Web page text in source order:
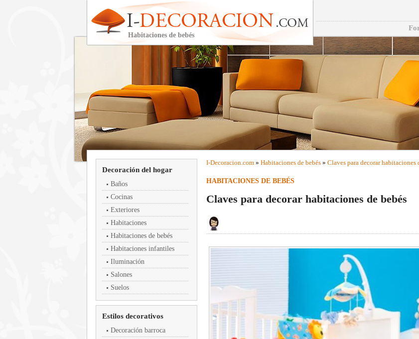
Habitaciones de bebés
Decoración del hogar
Baños
Cocinas
Exteriores
Habitaciones
Habitaciones de bebés
Habitaciones infantiles
Iluminación
Salones
Suelos
Estilos decorativos
Decoración barroca
I-Decoracion.com » Habitaciones de bebés » Claves para decorar habitaciones
HABITACIONES DE BEBÉS
Claves para decorar habitaciones de bebés